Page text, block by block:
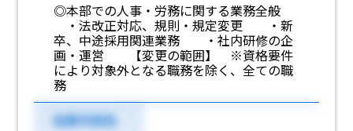
◎本部での人事・労務に関する業務全般
・法改正対応、規則・規定変更 ・新
卒、中途採用関連業務 ・社内研修の企
画・運営 【変更の範囲】 ※資格要件
により対象外となる職務を除く、全ての職
務
転勤可能性